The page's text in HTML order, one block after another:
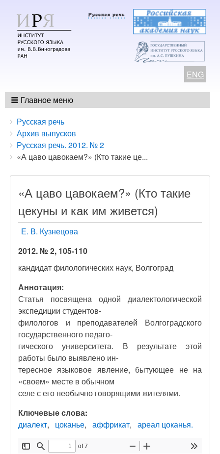
ENG
Главное меню
Breadcrumbs
You
are
here:
Русская речь
Архив выпусков
Русская речь. 2012. № 2
«А цаво цавокаем?» (Кто такие це...
«А цаво цавокаем?» (Кто такие
цекуны и как им живется)
Е. В. Кузнецова
2012. № 2, 105-110
кандидат филологических наук, Волгоград
Аннотация:
Статья посвящена одной диалектологической
экспедиции студентов-
филологов и преподавателей Волгоградского
государственного педаго-
гического университета. В результате этой
работы было выявлено ин-
тересное языковое явление, бытующее не на
«своем» месте в обычном
селе с его необычно говорящими жителями.
Ключевые слова:
диалект
цоканье аффрикат ареал цоканья.